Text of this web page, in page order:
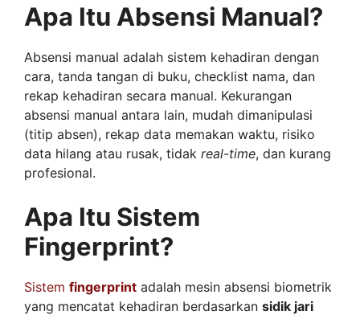
Apa Itu Absensi Manual?
Absensi manual adalah sistem kehadiran dengan
cara, tanda tangan di buku, checklist nama, dan
rekap kehadiran secara manual. Kekurangan
absensi manual antara lain, mudah dimanipulasi
(titip absen), rekap data memakan waktu, risiko
data hilang atau rusak, tidak real-time, dan kurang
profesional.
Apa Itu Sistem
Fingerprint?
Sistem fingerprint adalah mesin absensi biometrik
yang mencatat kehadiran berdasarkan sidik jari